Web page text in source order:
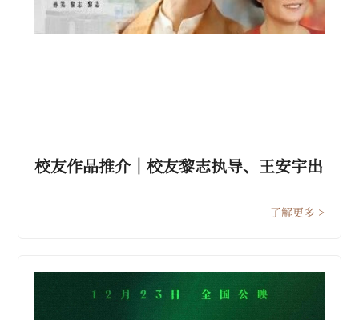
校友作品推介｜校友黎志执导、王安宇出
了解更多 >